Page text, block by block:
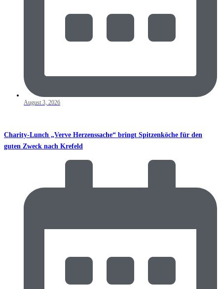
August 3, 2026
Charity-Lunch „Verve Herzenssache“ bringt Spitzenköche für den
guten Zweck nach Krefeld